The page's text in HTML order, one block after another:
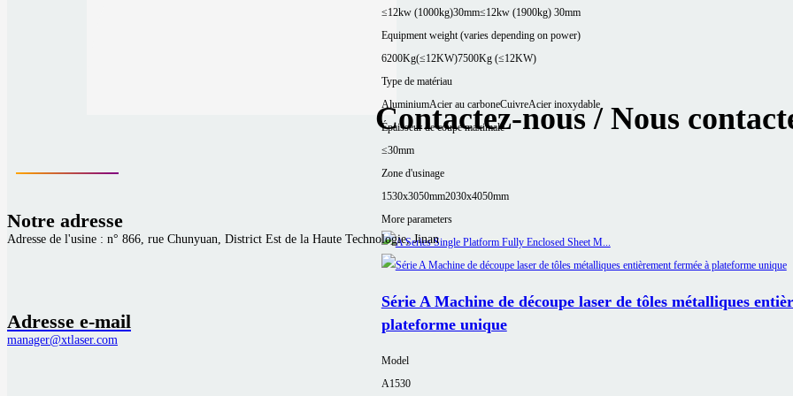
≤12kw (1000kg)30mm≤12kw (1900kg) 30mm
Equipment weight (varies depending on power)
6200Kg(≤12KW)7500Kg (≤12KW)
Type de matériau
AluminiumAcier au carboneCuivreAcier inoxydable
Épaisseur de coupe maximale
≤30mm
Zone d'usinage
1530x3050mm2030x4050mm
More parameters
Série A Machine de découpe laser de tôles métalliques
plateforme unique
Model
A1530
Contactez-nous / Nous
Notre adresse
Adresse de l'usine : n° 866, rue Chunyuan, District Est de la Haute Technologie, Jinan
Adresse e-mail
manager@xtlaser.com